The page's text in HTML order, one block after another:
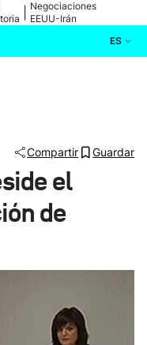
Negociaciones
EEUU-Irán
ES
Compartir Guardar
el
de